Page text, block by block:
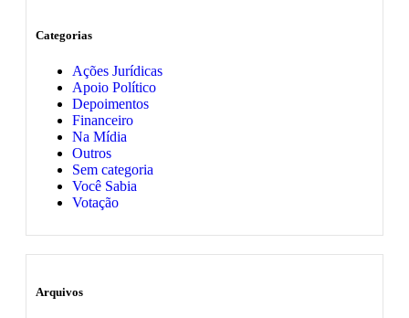
Categorias
Ações Jurídicas
Apoio Político
Depoimentos
Financeiro
Na Mídia
Outros
Sem categoria
Você Sabia
Votação
Arquivos